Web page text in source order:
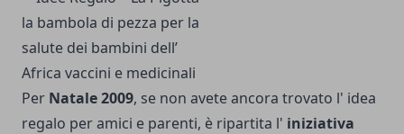
Per Natale 2009, se non avete ancora trovato l' idea
regalo per amici e parenti, è ripartita l' iniziativa